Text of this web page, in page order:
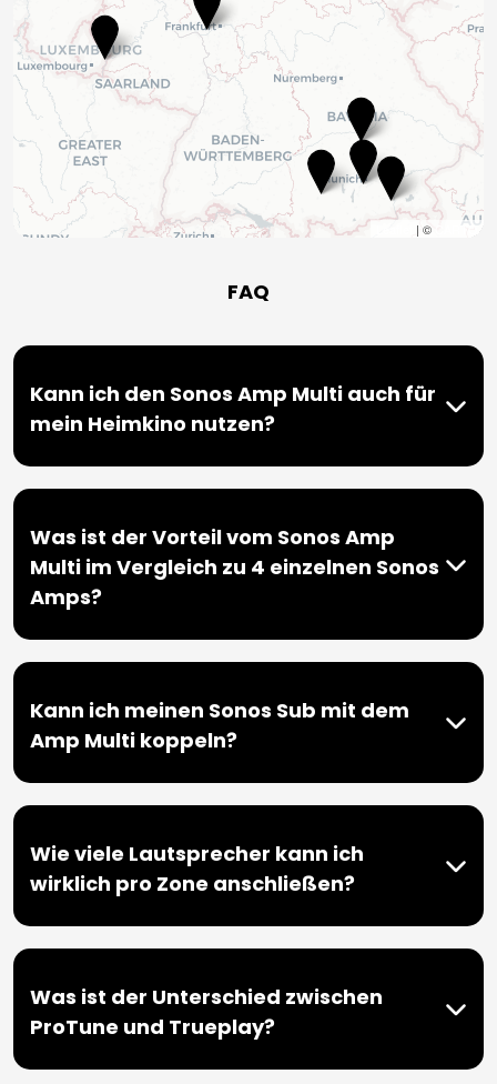
| © CARTO
FAQ
Kann ich den Sonos Amp Multi auch für
mein Heimkino nutzen?
Was ist der Vorteil vom Sonos Amp
Multi im Vergleich zu 4 einzelnen Sonos
Amps?
Kann ich meinen Sonos Sub mit dem
Amp Multi koppeln?
Wie viele Lautsprecher kann ich
wirklich pro Zone anschließen?
Was ist der Unterschied zwischen
ProTune und Trueplay?